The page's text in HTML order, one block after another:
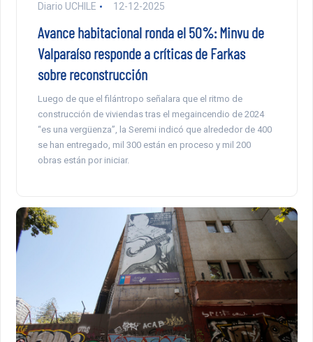
Diario UCHILE 12-12-2025
Avance habitacional ronda el 50%: Minvu de
Valparaíso responde a críticas de Farkas
sobre reconstrucción
Luego de que el filántropo señalara que el ritmo de
construcción de viviendas tras el megaincendio de 2024
“es una vergüenza”, la Seremi indicó que alrededor de 400
se han entregado, mil 300 están en proceso y mil 200
obras están por iniciar.